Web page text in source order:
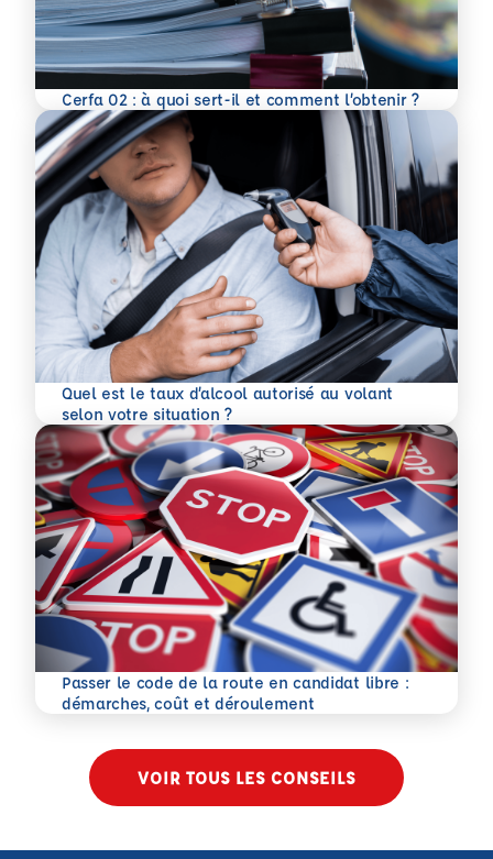
Cerfa 02 : à quoi sert-il et comment l’obtenir ?
En savoir plus
Quel est le taux d’alcool autorisé au volant
selon votre situation ?
En savoir plus
Passer le code de la route en candidat libre :
démarches, coût et déroulement
En savoir plus
VOIR TOUS LES CONSEILS